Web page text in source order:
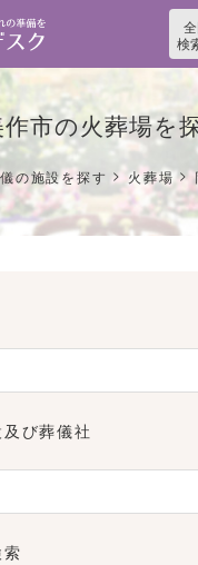
検
作市の火葬場を
の施設を探す > 火葬場>
び葬儀社